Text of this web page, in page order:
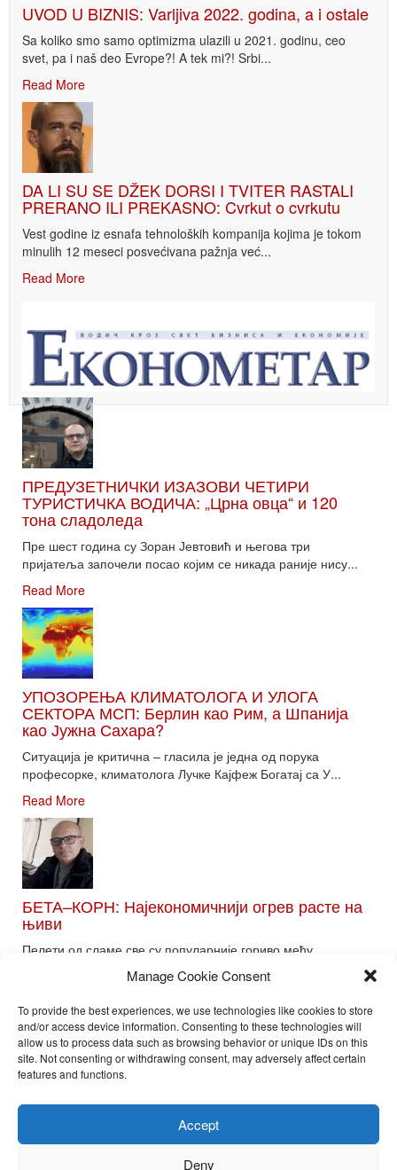
Manage Cookie Consent
To provide the best experiences, we use technologies like cookies to store
and/or access device information. Consenting to these technologies will
allow us to process data such as browsing behavior or unique IDs on this
site. Not consenting or withdrawing consent, may adversely affect certain
features and functions.
Accept
Deny
UVOD U BIZNIS: Varljiva 2022. godina, a i ostale
Sa koliko smo samo optimizma ulazili u 2021. godinu, ceo
svet, pa i naš deo Evrope?! A tek mi?! Srbi...
Read More
DA LI SU SE DŽEK DORSI I TVITER RASTALI
PRERANO ILI PREKASNO: Cvrkut o cvrkutu
Vest godine iz esnafa tehnoloških kompanija kojima je tokom
minulih 12 meseci posvećivana pažnja već...
Read More
ПРЕДУЗЕТНИЧКИ ИЗАЗОВИ ЧЕТИРИ
ТУРИСТИЧКА ВОДИЧА: „Црна овца“ и 120
тона сладоледа
Пре шест година су Зоран Јевтовић и његова три
пријатеља започели посао којим се никада раније нису...
Read More
УПОЗОРЕЊА КЛИМАТОЛОГА И УЛОГА
СЕКТОРА МСП: Берлин као Рим, а Шпанија
као Јужна Сахара?
Ситуација је критична – гласила је једна од порука
професорке, климатолога Лучке Кајфеж Богатај са У...
Read More
БЕТА–КОРН: Најекономичнији огрев расте на
њиви
Пелети од сламе све су популарније гориво међу
потрошачима. Главне препреке већoj производњи овог ог...
Toggle
Nira Press d.o.o.
Sadržaj ovog sajta je zakonom zaštićena intelektualna svojina